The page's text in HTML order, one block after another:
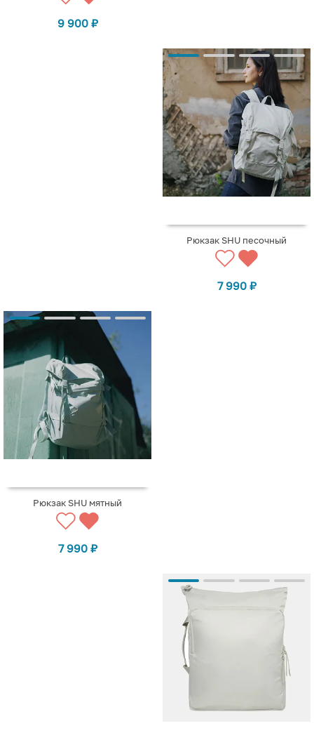
9 900 ₽
Рюкзак SHU песочный
7 990 ₽
Рюкзак SHU мятный
7 990 ₽